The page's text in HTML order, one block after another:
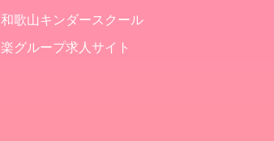
和歌山キンダースクール
楽グループ求人サイト